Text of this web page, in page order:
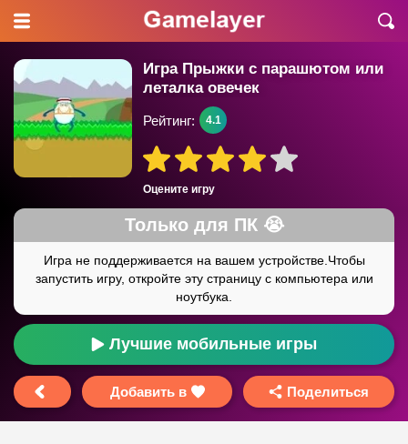
Игра Прыжки с парашютом или
леталка овечек
Оцените игру
Рейтинг: 4.1
Лучшие мобильные игры
Добавить в Поделиться